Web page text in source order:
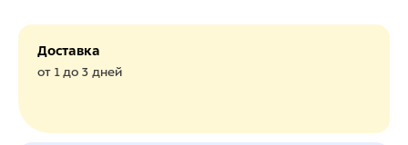
Доставка
от 1 до 3 дней